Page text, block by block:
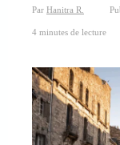
Par Hanitra R.
4 minutes de lecture